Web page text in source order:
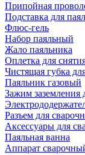
Припойная
Подставка для
Флюс-гель
Набор паяльный
Жало паяльника
Оплетка для
Чистящая губка
Паяльник газовый
Зажим заземления
Разъем для
Аксессуары для
Паяльная ванна
Аппарат